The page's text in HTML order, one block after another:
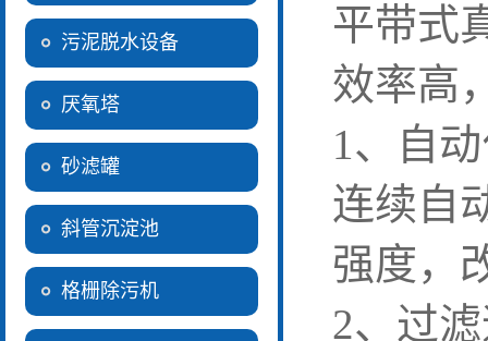
污泥脱水设备
厌氧塔
砂滤罐
斜管沉淀池
格栅除污机
平带式
效率高
1、自
连续自
强度，
2、过